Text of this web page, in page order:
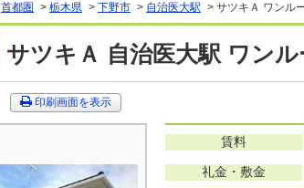
首都圏 > 栃木県 > 下野市 > 自治医大駅 > サツキＡ ワンル
サツキＡ 自治医大駅 ワン
印刷画面を表示
賃料
礼金・敷金